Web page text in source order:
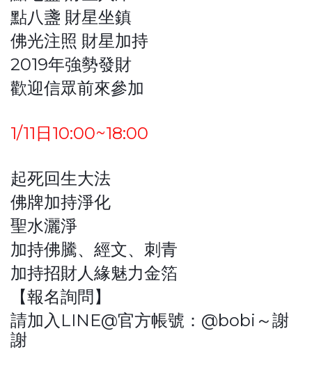
點八盞 財星坐鎮
佛光注照 財星加持
2019年強勢發財
歡迎信眾前來參加
1/11日10:00~18:00
起死回生大法
佛牌加持淨化
聖水灑淨
加持佛騰、經文、刺青
加持招財人緣魅力金箔
【報名詢問】
請加入LINE@官方帳號：@bobi～謝
謝